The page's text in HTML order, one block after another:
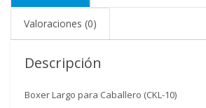
Valoraciones (0)
Descripción
Boxer Largo para Caballero (CKL-10)